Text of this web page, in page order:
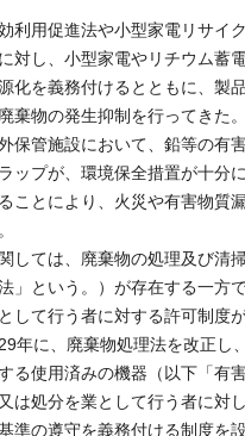
利用促進法や小型家電リサイ
対し、小型家電やリチウム蓄
化を義務付けるとともに、製
棄物の発生抑制を行ってきた。
保管施設において、鉛等の有
ップが、環境保全措置が十分
ことにより、火災や有害物質
しては、廃棄物の処理及び清
」という。）が存在する一方
して行う者に対する許可制度が
年に、廃棄物処理法を改正し
る使用済みの機器（以下「有
は処分を業として行う者に対
準の遵守を義務付ける制度を設